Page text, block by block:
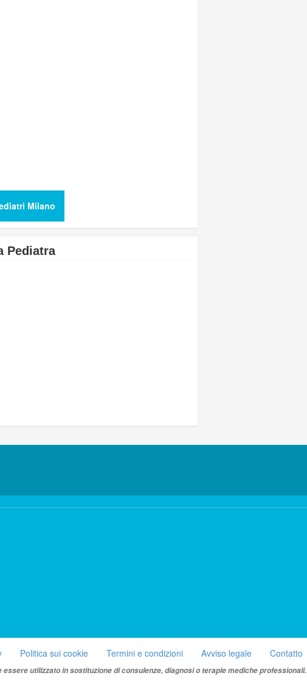
Milano
Pediatra
Politica sui cookie Termini e condizioni Avviso legale Contatto
essere utilizzato in sostituzione di consulenze, diagnosi o terapie mediche professionali.